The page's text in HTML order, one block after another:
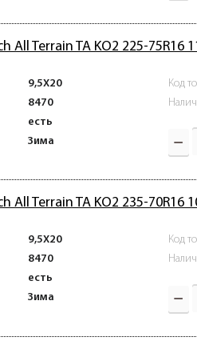
All Terrain TA KO2 225-75R16
9,5X20
8470
есть
Зима
Код
All Terrain TA KO2 235-70R16
9,5X20
8470
есть
Зима
Код